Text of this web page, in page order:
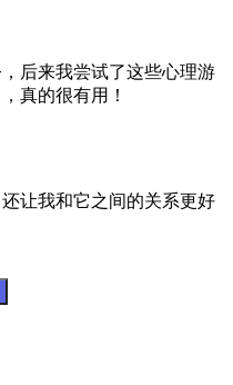
后来我尝试了这些心理游
真的很有用！
让我和它之间的关系更好